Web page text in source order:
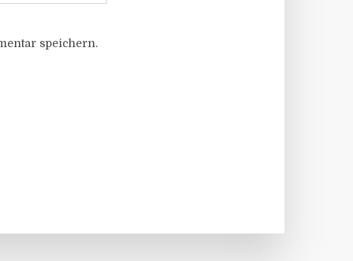
speichern.